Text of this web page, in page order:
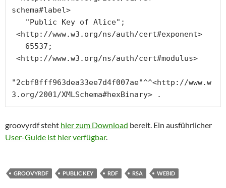
schema#label>
"2cbf8fff963dea33ee7d4f007ae"^^<http://www.w
3.org/2001/XMLSchema#hexBinary> .
groovyrdf steht hier zum Download bereit. Ein ausführlicher
User-Guide ist hier verfügbar.
GROOVYRDF PUBLIC KEY RDF RSA WEBID